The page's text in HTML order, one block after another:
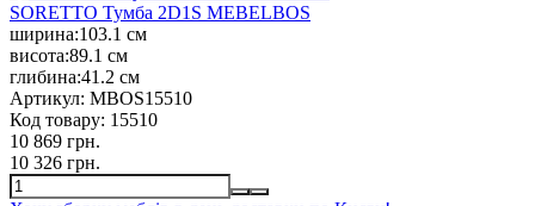
SORETTO Тумба 2D1S MEBELBOS
ширина:103.1 см
висота:89.1 см
глибина:41.2 см
Артикул: MBOS15510
Код товару: 15510
10 869 грн.
10 326 грн.